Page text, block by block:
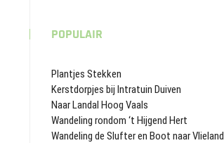
POPULAIR
Plantjes Stekken
Kerstdorpjes bij Intratuin Duiven
Naar Landal Hoog Vaals
Wandeling rondom ‘t Hijgend Hert
Wandeling de Slufter en Boot naar Vlieland